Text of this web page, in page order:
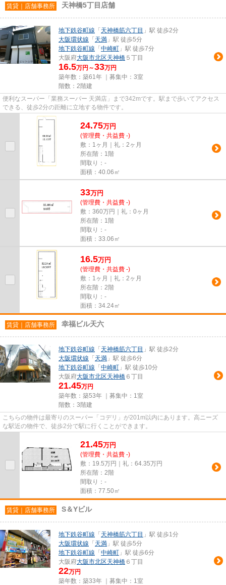
賃貸｜店舗事務所 天神橋5丁目店舗
地下鉄谷町線 「 天神橋筋六丁目 」駅 徒歩2分
大阪環状線 「 天満 」駅 徒歩5分
地下鉄谷町線 「 中崎町 」駅 徒歩7分
大阪府大阪市北区天神橋 ５丁目
16.5万円～33万円
築年数：築61年 ｜募集中： 3室
階数：2階建
便利なスーパー「業務スーパー 天満店」まで342mです。駅まで歩いてアクセス
できる、徒歩2分の距離に立地する物件です。
24.75万円
(管理費・共益費 -)
敷：1ヶ月｜礼：2ヶ月
所在階：1階
間取り：-
面積：40.06㎡
33万円
(管理費・共益費 -)
敷：360万円｜礼：0ヶ月
所在階：1階
間取り：-
面積：33.06㎡
16.5万円
(管理費・共益費 -)
敷：1ヶ月｜礼：2ヶ月
所在階：2階
間取り：-
面積：34.24㎡
賃貸｜店舗事務所 幸福ビル天六
地下鉄谷町線 「 天神橋筋六丁目 」駅 徒歩2分
大阪環状線 「 天満 」駅 徒歩6分
地下鉄谷町線 「 中崎町 」駅 徒歩10分
大阪府大阪市北区天神橋 ６丁目
21.45万円
築年数：築53年 ｜募集中： 1室
階数：3階建
こちらの物件は最寄りのスーパー「コデリ」が201m以内にあります。高ニーズ
な駅近の物件で、徒歩2分で駅に行くことができます。
21.45万円
(管理費・共益費 -)
敷：19.5万円｜礼：64.35万円
所在階：2階
間取り：-
面積：77.50㎡
賃貸｜店舗事務所 S＆Yビル
地下鉄谷町線 「 天神橋筋六丁目 」駅 徒歩1分
大阪環状線 「 天満 」駅 徒歩5分
地下鉄谷町線 「 中崎町 」駅 徒歩6分
大阪府大阪市北区天神橋 ６丁目
22万円
築年数：築33年 ｜募集中： 1室